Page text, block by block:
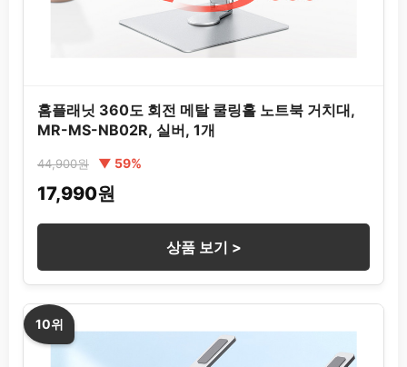
홈플래닛 360도 회전 메탈 쿨링홀 노트북 거치대,
MR-MS-NB02R, 실버, 1개
44,900원 ▼ 59%
17,990원
상품 보기 >
10위